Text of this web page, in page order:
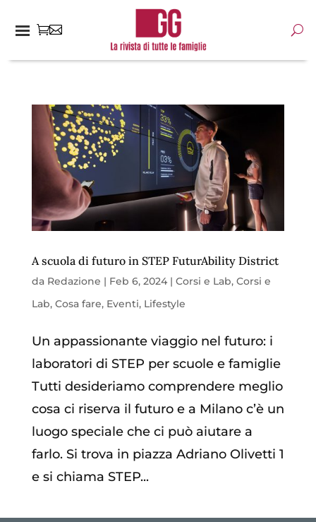
A scuola di futuro in STEP FuturAbility District
da Redazione | Feb 6, 2024| Corsi e Lab, Corsi e
Lab, Cosa fare, Eventi, Lifestyle
Un appassionante viaggio nel futuro: i
laboratori di STEP per scuole e famiglie
Tutti desideriamo comprendere meglio
cosa ci riserva il futuro e a Milano c’è un
luogo speciale che ci può aiutare a
farlo. Si trova in piazza Adriano Olivetti 1
e si chiama STEP...